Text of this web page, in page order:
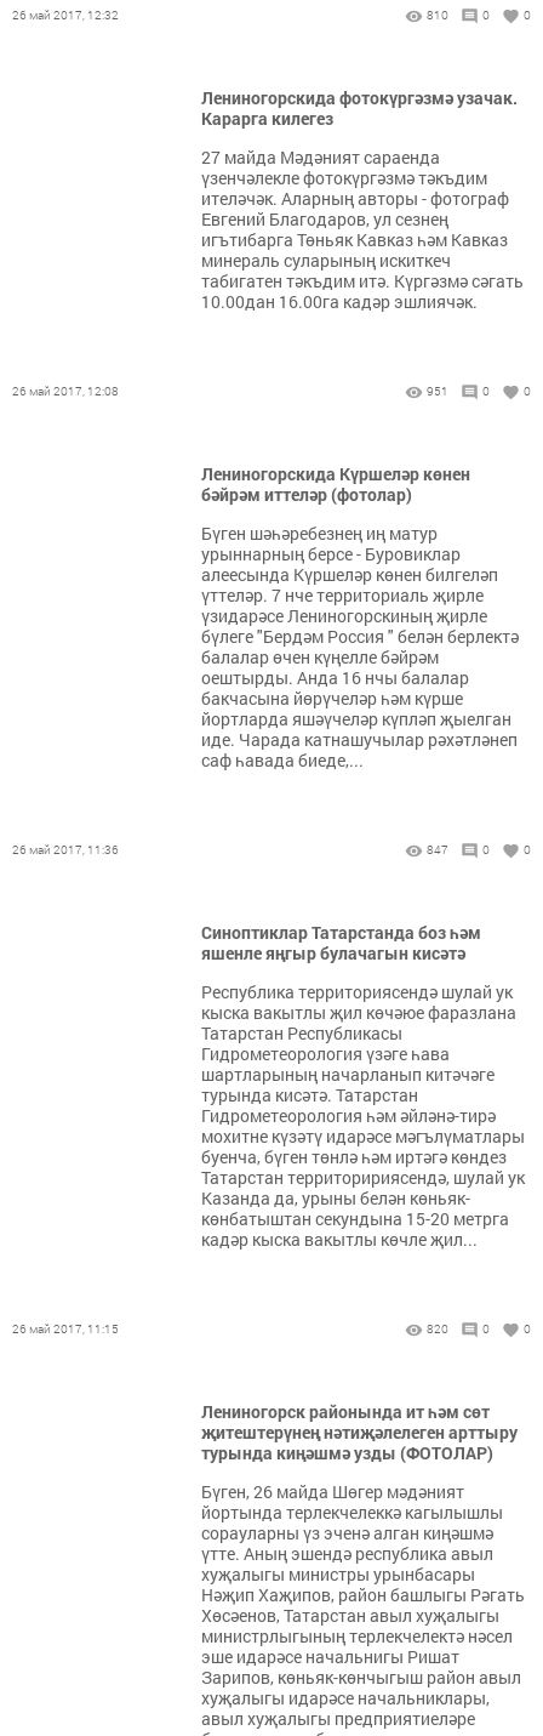
26 май 2017, 12:32 810 0 0
Лениногорскида фотокүргәзмә узачак.
Карарга килегез
27 майда Мәдәният сараенда
үзенчәлекле фотокүргәзмә тәкъдим
ителәчәк. Аларның авторы - фотограф
Евгений Благодаров, ул сезнең
игътибарга Төньяк Кавказ һәм Кавказ
минераль суларының искиткеч
табигатен тәкъдим итә. Күргәзмә сәгать
10.00дан 16.00га кадәр эшлиячәк.
26 май 2017, 12:08 951 0 0
Лениногорскида Күршеләр көнен
бәйрәм иттеләр (фотолар)
Бүген шәһәребезнең иң матур
урыннарның берсе - Буровиклар
алеесында Күршеләр көнен билгеләп
үттеләр. 7 нче территориаль җирле
үзидарәсе Лениногорскиның җирле
бүлеге "Бердәм Россия " белән берлектә
балалар өчен күңелле бәйрәм
оештырды. Анда 16 нчы балалар
бакчасына йөрүчеләр һәм күрше
йортларда яшәүчеләр күпләп җыелган
иде. Чарада катнашучылар рәхәтләнеп
саф һавада биеде,...
26 май 2017, 11:36 847 0 0
Синоптиклар Татарстанда боз һәм
яшенле яңгыр булачагын кисәтә
Республика территориясендә шулай ук
кыска вакытлы җил көчәюе фаразлана
Татарстан Республикасы
Гидрометеорология үзәге һава
шартларының начарланып китәчәге
турында кисәтә. Татарстан
Гидрометеорология һәм әйләнә-тирә
мохитне күзәтү идарәсе мәгълүматлары
буенча, бүген төнлә һәм иртәгә көндез
Татарстан территоририясендә, шулай ук
Казанда да, урыны белән көньяк-
көнбатыштан секундына 15-20 метрга
кадәр кыска вакытлы көчле җил...
26 май 2017, 11:15 820 0 0
Лениногорск районында ит һәм сөт
җитештерүнең нәтиҗәлелеген арттыру
турында киңәшмә узды (ФОТОЛАР)
Бүген, 26 майда Шөгер мәдәният
йортында терлекчелеккә кагылышлы
сорауларны үз эченә алган киңәшмә
үтте. Аның эшендә республика авыл
хуҗалыгы министры урынбасары
Нәҗип Хаҗипов, район башлыгы Рәгать
Хөсәенов, Татарстан авыл хуҗалыгы
министрлыгының терлекчелектә нәсел
эше идарәсе начальнигы Ришат
Зарипов, көньяк-көнчыгыш район авыл
хуҗалыгы идарәсе начальниклары,
авыл хуҗалыгы предприятиеләре